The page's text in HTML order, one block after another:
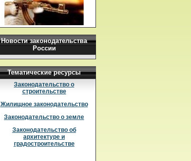
Новости законодательства
России
Тематические ресурсы
Законодательство о
строительстве
Жилищное законодательство
Законодательство о земле
Законодательство об
архитектуре и
градостроительстве